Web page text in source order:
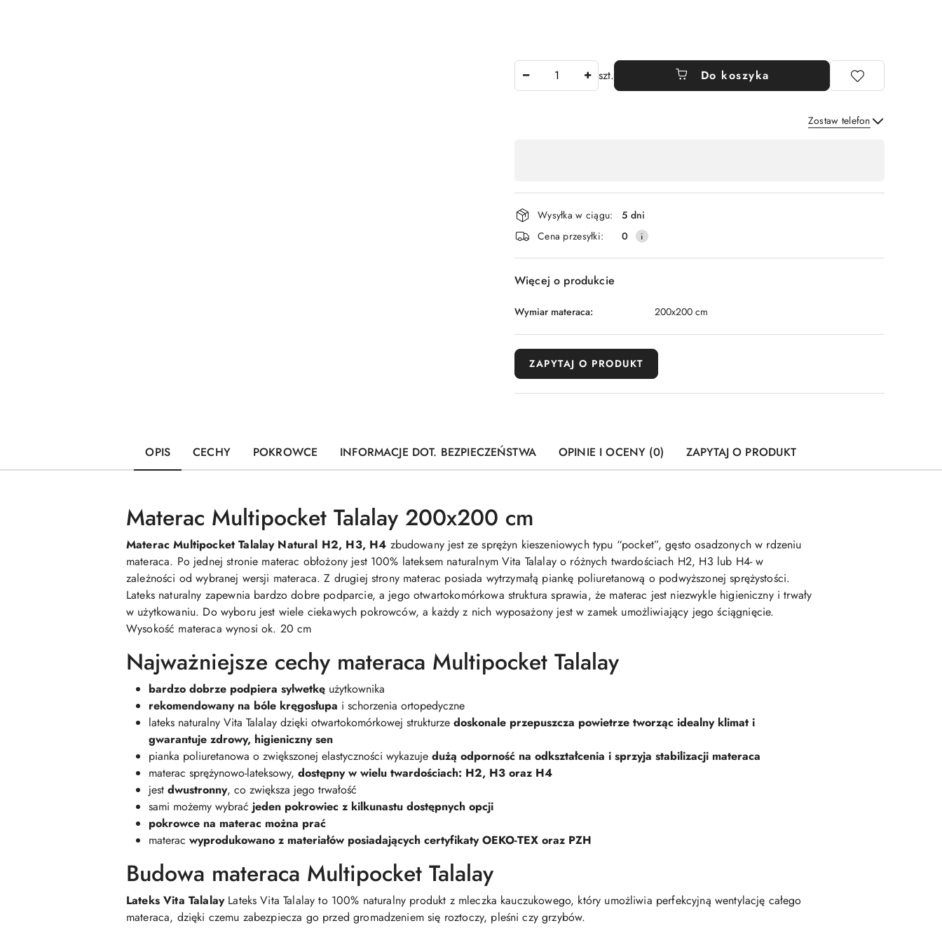
szt. Do koszyka
Zostaw telefon
płatność
i
dostawa
Wysyłka w ciągu:
5 dni
Cena przesyłki:
0
Więcej o produkcie
Wymiar materaca: 200x200 cm
ZAPYTAJ O PRODUKT
OPIS CECHY POKROWCE INFORMACJE DOT. BEZPIECZEŃSTWA OPINIE I OCENY (0) ZAPYTAJ O PRODUKT
Materac Multipocket Talalay 200x200 cm
Materac Multipocket Talalay Natural H2, H3, H4 zbudowany jest ze sprężyn kieszeniowych typu “pocket”, gęsto osadzonych w rdzeniu
materaca. Po jednej stronie materac obłożony jest 100% lateksem naturalnym Vita Talalay o różnych twardościach H2, H3 lub H4- w
zależności od wybranej wersji materaca. Z drugiej strony materac posiada wytrzymałą piankę poliuretanową o podwyższonej sprężystości.
Lateks naturalny zapewnia bardzo dobre podparcie, a jego otwartokomórkowa struktura sprawia, że materac jest niezwykle higieniczny i trwały
w użytkowaniu. Do wyboru jest wiele ciekawych pokrowców, a każdy z nich wyposażony jest w zamek umożliwiający jego ściągnięcie.
Wysokość materaca wynosi ok. 20 cm
Najważniejsze cechy materaca Multipocket Talalay
bardzo dobrze podpiera sylwetkę użytkownika
rekomendowany na bóle kręgosłupa i schorzenia ortopedyczne
lateks naturalny Vita Talalay dzięki otwartokomórkowej strukturze doskonale przepuszcza powietrze tworząc idealny klimat i
gwarantuje zdrowy, higieniczny sen
pianka poliuretanowa o zwiększonej elastyczności wykazuje dużą odporność na odkształcenia i sprzyja stabilizacji materaca
materac sprężynowo-lateksowy, dostępny w wielu twardościach: H2, H3 oraz H4
jest dwustronny, co zwiększa jego trwałość
sami możemy wybrać jeden pokrowiec z kilkunastu dostępnych opcji
pokrowce na materac można prać
materac wyprodukowano z materiałów posiadających certyfikaty OEKO-TEX oraz PZH
Budowa materaca Multipocket Talalay
Lateks Vita TalalayLateks Vita Talalay to 100% naturalny produkt z mleczka kauczukowego, który umożliwia perfekcyjną wentylację całego
materaca, dzięki czemu zabezpiecza go przed gromadzeniem się roztoczy, pleśni czy grzybów.